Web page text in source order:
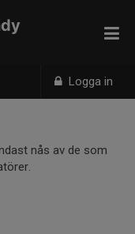
Logga in
nås av de som